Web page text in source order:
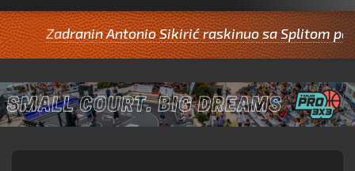
Zadranin Antonio Sikirić raskinuo sa Splitom pa